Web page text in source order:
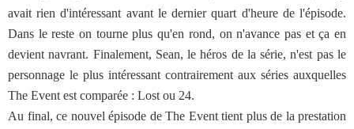
avait rien d'intéressant avant le dernier quart d'heure de l'épisode.
Dans le reste on tourne plus qu'en rond, on n'avance pas et ça en
devient navrant. Finalement, Sean, le héros de la série, n'est pas le
personnage le plus intéressant contrairement aux séries auxquelles
The Event est comparée : Lost ou 24.
Au final, ce nouvel épisode de The Event tient plus de la prestation